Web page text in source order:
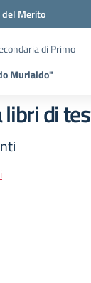
Merito
di Primo
Murialdo"
di